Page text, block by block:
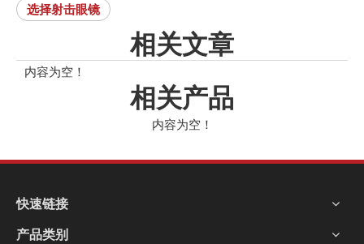
选择射击眼镜
相关文章
内容为空！
相关产品
内容为空！
快速链接
产品类别